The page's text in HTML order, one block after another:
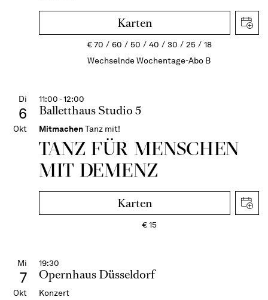
Karten
€70 60 50 40 30 25
18
Wechselnde Wochentage-Abo B
Di
6
Okt
11:00 - 12:00
Balletthaus Studio 5
MitmachenTanz mit!
TANZ FÜR MENSCHEN
MIT DEMENZ
Karten
€15
Mi
7
Okt
19:30
Opernhaus Düsseldorf
Konzert